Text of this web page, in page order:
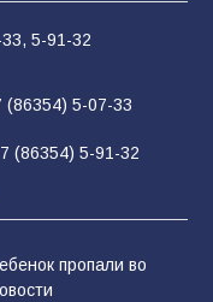
герой
5-91-32
(86354) 5-07-33
(86354) 5-91-32
пропали во